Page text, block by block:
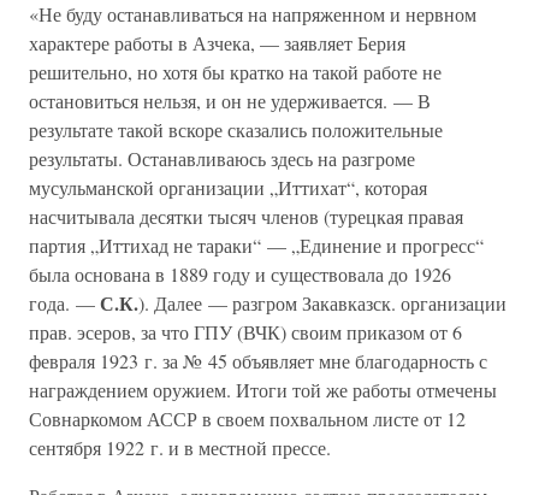
«Не буду останавливаться на напряженном и нервном
характере работы в Азчека, — заявляет Берия
решительно, но хотя бы кратко на такой работе не
остановиться нельзя, и он не удерживается. — В
результате такой вскоре сказались положительные
результаты. Останавливаюсь здесь на разгроме
мусульманской организации „Иттихат“, которая
насчитывала десятки тысяч членов (турецкая правая
партия „Иттихад не тараки“ — „Единение и прогресс“
была основана в 1889 году и существовала до 1926
года. —С.К.). Далее — разгром Закавказск. организации
прав. эсеров, за что ГПУ (ВЧК) своим приказом от 6
февраля 1923 г. за № 45 объявляет мне благодарность с
награждением оружием. Итоги той же работы отмечены
Совнаркомом АССР в своем похвальном листе от 12
сентября 1922 г. и в местной прессе.